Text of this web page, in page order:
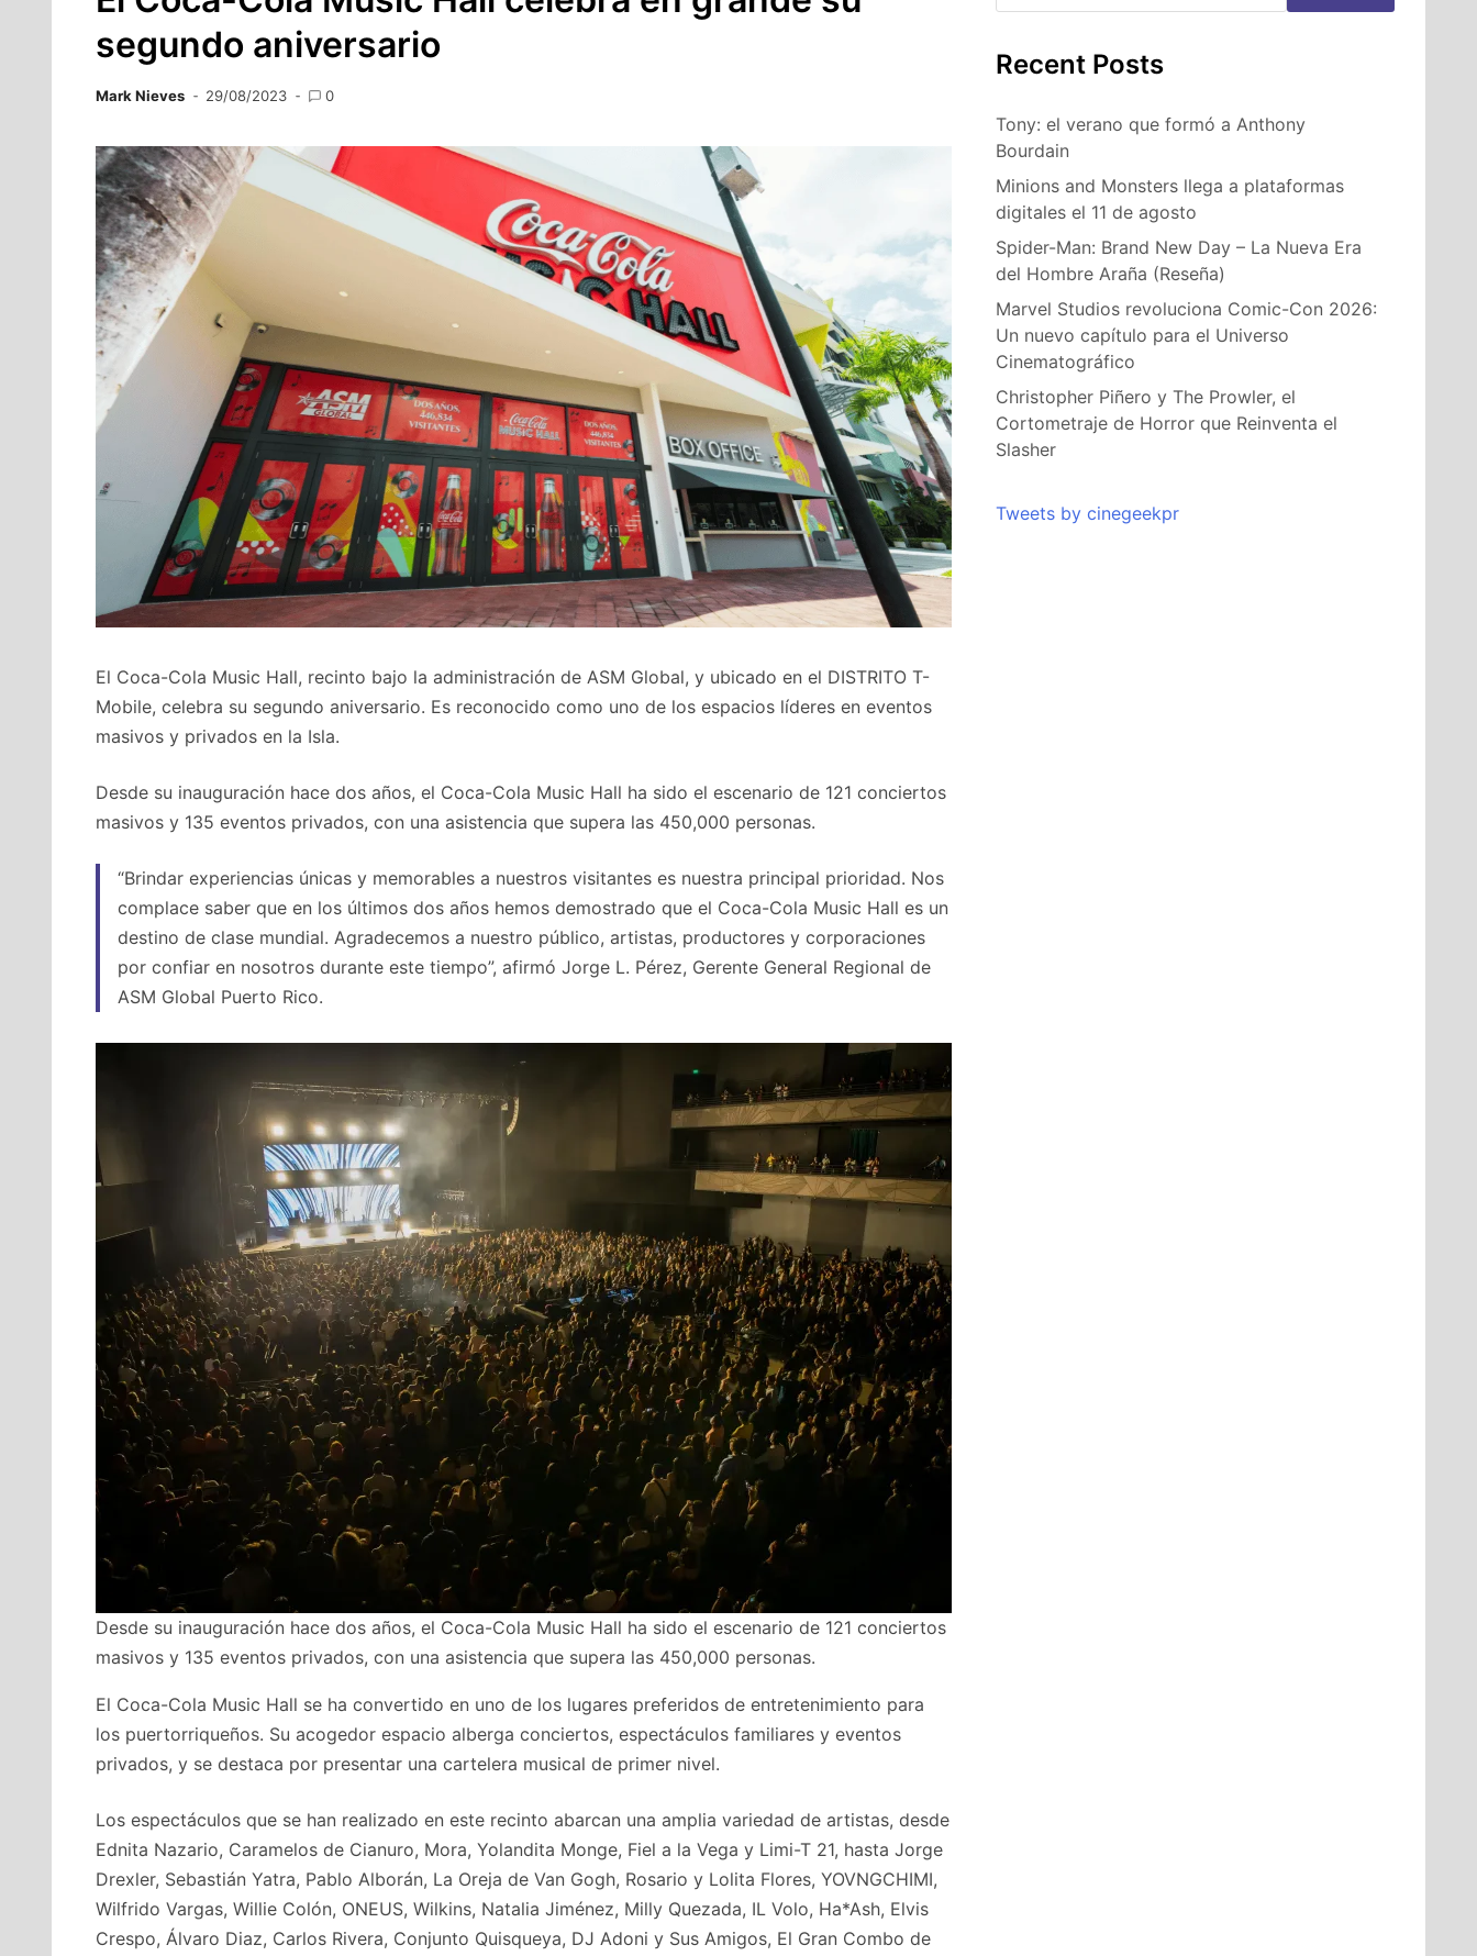
segundo aniversario
Mark Nieves 29/08/2023 0
El Coca-Cola Music Hall, recinto bajo la administración de ASM Global, y ubicado en el DISTRITO T-
Mobile, celebra su segundo aniversario. Es reconocido como uno de los espacios líderes en eventos
masivos y privados en la Isla.
Desde su inauguración hace dos años, el Coca-Cola Music Hall ha sido el escenario de 121 conciertos
masivos y 135 eventos privados, con una asistencia que supera las 450,000 personas.
“Brindar experiencias únicas y memorables a nuestros visitantes es nuestra principal prioridad. Nos
complace saber que en los últimos dos años hemos demostrado que el Coca-Cola Music Hall es un
destino de clase mundial. Agradecemos a nuestro público, artistas, productores y corporaciones
por confiar en nosotros durante este tiempo”, afirmó Jorge L. Pérez, Gerente General Regional de
ASM Global Puerto Rico.
Desde su inauguración hace dos años, el Coca-Cola Music Hall ha sido el escenario de 121 conciertos
masivos y 135 eventos privados, con una asistencia que supera las 450,000 personas.
El Coca-Cola Music Hall se ha convertido en uno de los lugares preferidos de entretenimiento para
los puertorriqueños. Su acogedor espacio alberga conciertos, espectáculos familiares y eventos
privados, y se destaca por presentar una cartelera musical de primer nivel.
Los espectáculos que se han realizado en este recinto abarcan una amplia variedad de artistas, desde
Ednita Nazario, Caramelos de Cianuro, Mora, Yolandita Monge, Fiel a la Vega y Limi-T 21, hasta Jorge
Drexler, Sebastián Yatra, Pablo Alborán, La Oreja de Van Gogh, Rosario y Lolita Flores, YOVNGCHIMI,
Wilfrido Vargas, Willie Colón, ONEUS, Wilkins, Natalia Jiménez, Milly Quezada, IL Volo, Ha*Ash, Elvis
Crespo, Álvaro Diaz, Carlos Rivera, Conjunto Quisqueya, DJ Adoni y Sus Amigos, El Gran Combo de
Recent Posts
Tony: el verano que formó a Anthony
Bourdain
Minions and Monsters llega a plataformas
digitales el 11 de agosto
Spider-Man: Brand New Day – La Nueva Era
del Hombre Araña (Reseña)
Marvel Studios revoluciona Comic-Con 2026:
Un nuevo capítulo para el Universo
Cinematográfico
Christopher Piñero y The Prowler, el
Cortometraje de Horror que Reinventa el
Slasher
Tweets by cinegeekpr